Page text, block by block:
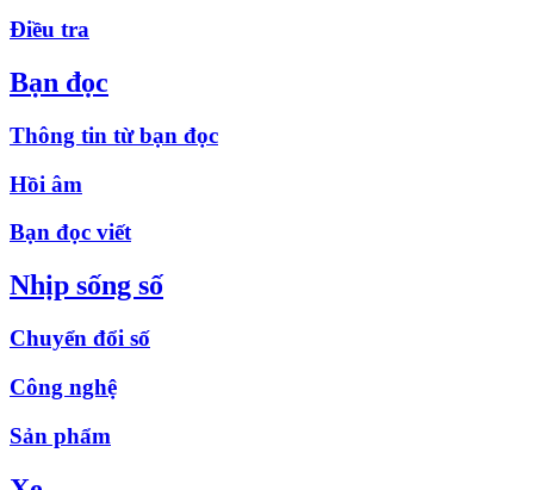
Điều tra
Bạn đọc
Thông tin từ bạn đọc
Hồi âm
Bạn đọc viết
Nhịp sống số
Chuyển đổi số
Công nghệ
Sản phẩm